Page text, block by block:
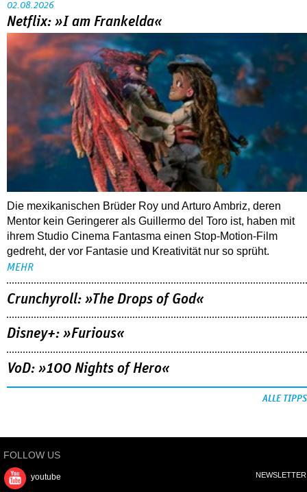
02.08.2026
Netflix: »I am Frankelda«
Die mexikanischen Brüder Roy und Arturo Ambriz, deren
Mentor kein Geringerer als Guillermo del Toro ist, haben mit
ihrem Studio Cinema Fantasma einen Stop-Motion-Film
gedreht, der vor Fantasie und Kreativität nur so sprüht.
MEHR
Crunchyroll: »The Drops of God«
Disney+: »Furious«
VoD: »100 Nights of Hero«
ALLE TIPPS
FOLLOW US
youtube NEWSLETTER